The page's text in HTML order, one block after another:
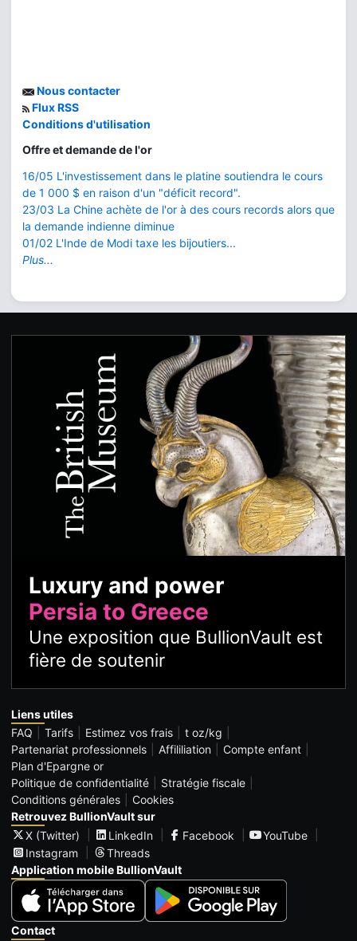
Nous contacter
Flux RSS
Conditions d'utilisation
Offre et demande de l'or
16/05 L'investissement dans le platine soutiendra le cours
de 1 000 $ en raison d'un "déficit record".
23/03 La Chine achète de l'or à des cours records alors que
la demande indienne diminue
01/02 L'Inde de Modi taxe les bijoutiers...
Plus...
Luxury and power
Persia to Greece
Une exposition que BullionVault est
fière de soutenir
Liens utiles
FAQ
Tarifs Estimez vos frais
t oz/kg
Partenariat professionnels
Affililiation
Compte enfant
Plan d'Epargne or
Politique de confidentialité
Stratégie fiscale
Conditions générales
Cookies
Retrouvez BullionVault sur
X (Twitter)
LinkedIn Facebook
YouTube
Instagram
Threads
Application mobile BullionVault
Contact